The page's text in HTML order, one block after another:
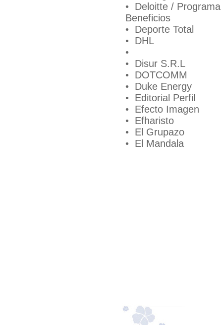
• Deloitte /
Beneficios
• Deporte Total
• DHL
•
• Disur S.R.L
• DOTCOMM
• Duke Energy
• Editorial Perfil
• Efecto Imagen
• Efharisto
• El Grupazo
• El Mandala